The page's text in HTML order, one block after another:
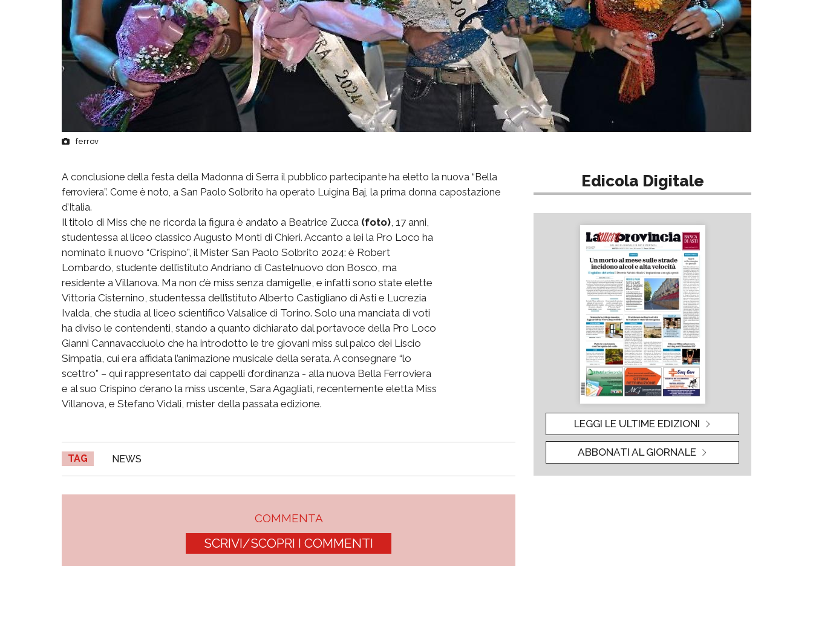
ferrov
A conclusione della festa della Madonna di Serra il pubblico partecipante ha eletto la nuova “Bella
ferroviera”. Come è noto, a San Paolo Solbrito ha operato Luigina Baj, la prima donna capostazione
d’Italia.
Il titolo di Miss che ne ricorda la figura è andato a Beatrice Zucca (foto) , 17 anni,
studentessa al liceo classico Augusto Monti di Chieri. Accanto a lei la Pro Loco ha
nominato il nuovo “Crispino”, il Mister San Paolo Solbrito 2024: è Robert
Lombardo, studente dell’istituto Andriano di Castelnuovo don Bosco, ma
residente a Villanova. Ma non c’è miss senza damigelle, e infatti sono state elette
Vittoria Cisternino, studentessa dell’istituto Alberto Castigliano di Asti e Lucrezia
Ivalda, che studia al liceo scientifico Valsalice di Torino. Solo una manciata di voti
ha diviso le contendenti, stando a quanto dichiarato dal portavoce della Pro Loco
Gianni Cannavacciuolo che ha introdotto le tre giovani miss sul palco dei Liscio
Simpatia, cui era affidata l’animazione musicale della serata. A consegnare “lo
scettro” – qui rappresentato dai cappelli d’ordinanza - alla nuova Bella Ferroviera
e al suo Crispino c’erano la miss uscente, Sara Agagliati, recentemente eletta Miss
Villanova, e Stefano Vidali, mister della passata edizione.
TAG NEWS
COMMENTA
SCRIVI/SCOPRI I COMMENTI
Edicola Digitale
LEGGI LE ULTIME EDIZIONI
ABBONATI AL GIORNALE